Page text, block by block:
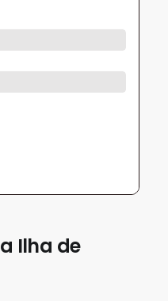
Ilha de